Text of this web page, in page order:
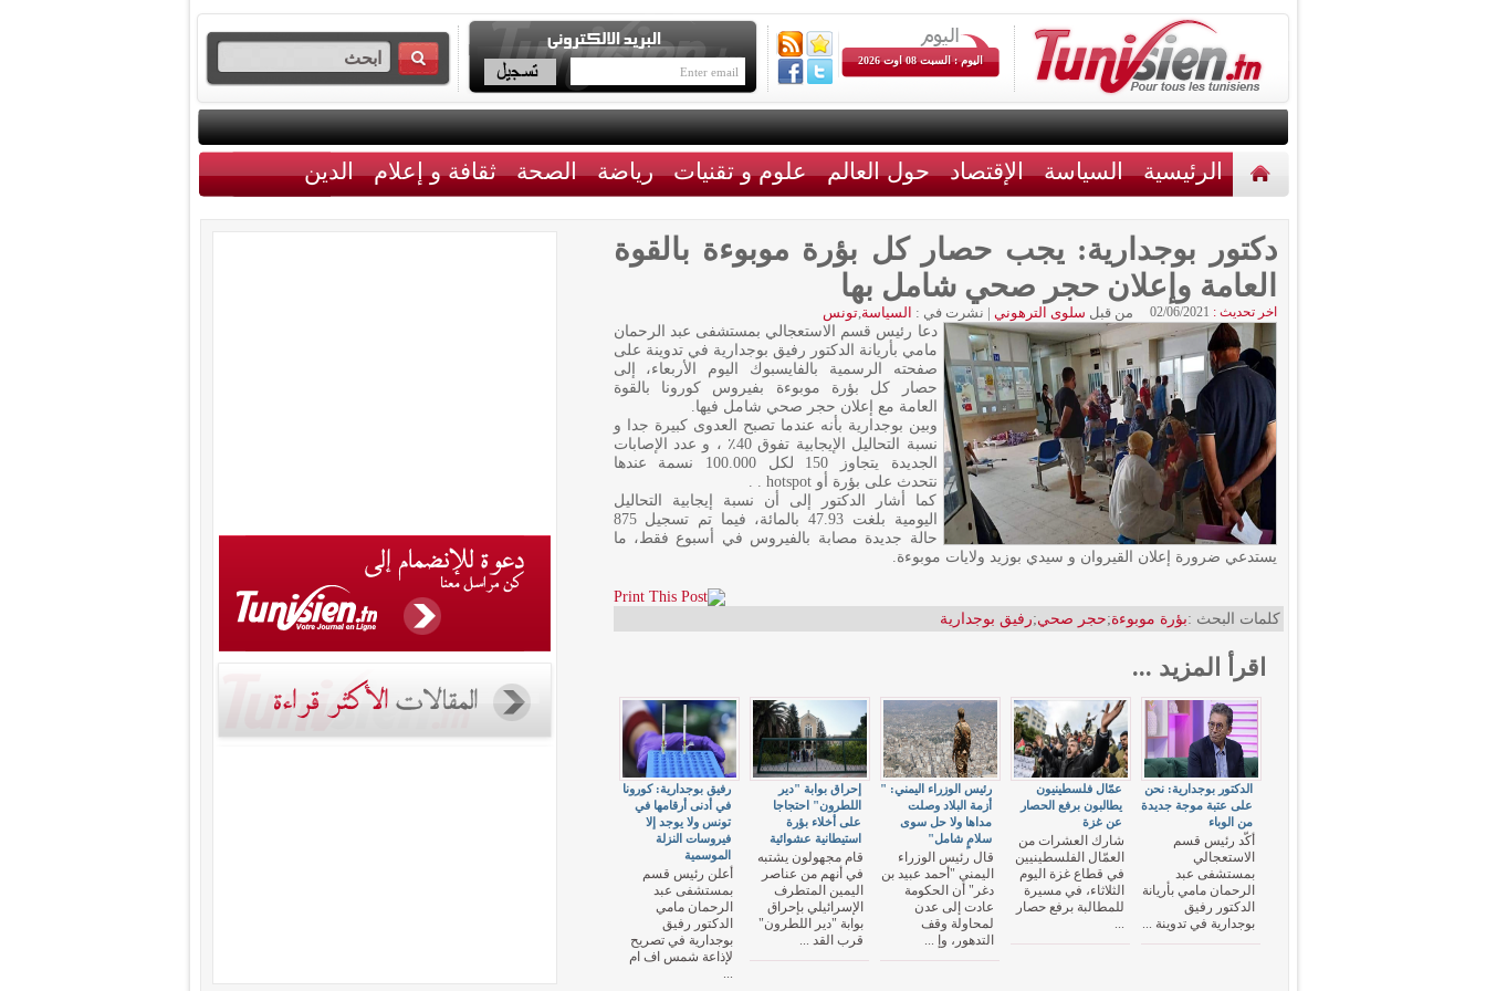
اليوم : السبت 08 اوت 2026
الرئيسية السياسة الإقتصاد حول العالم علوم و تقنيات رياضة الصحة ثقافة و إعلام الدين
دكتور بوجدارية: يجب حصار كل بؤرة موبوءة بالقوة
العامة وإعلان حجر صحي شامل بها
اخر تحديث : من قبل سلوى الترهوني | نشرت في : السياسة,تونس
دعا رئيس قسم الاستعجالي بمستشفى عبد الرحمان
مامي بأريانة الدكتور رفيق بوجدارية في تدوينة على
صفحته الرسمية بالفايسبوك اليوم الأربعاء، إلى
حصار كل بؤرة موبوءة بفيروس كورونا بالقوة
العامة مع إعلان حجر صحي شامل فيها.
وبين بوجدارية بأنه عندما تصبح العدوى كبيرة جدا و
نسبة التحاليل الإيجابية تفوق 40٪ ، و عدد الإصابات
الجديدة يتجاوز 150 لكل 100.000 نسمة عندها
نتحدث على بؤرة أو hotspot . .
كما أشار الدكتور إلى أن نسبة إيجابية التحاليل
اليومية بلغت 47.93 بالمائة، فيما تم تسجيل 875
حالة جديدة مصابة بالفيروس في أسبوع فقط، ما
يستدعي ضرورة إعلان القيروان و سيدي بوزيد ولايات موبوءة.
كلمات البحث :بؤرة موبوءة;حجر صحي;رفيق بوجدارية
اقرأ المزيد ...
رفيق بوجدارية: كورونا
في أدنى أرقامها في
تونس ولا يوجد إلا
فيروسات النزلة
الموسمية
أعلن رئيس قسم
بمستشفى عبد
الرحمان مامي
الدكتور رفيق
بوجدارية في تصريح
لإذاعة شمس اف ام
...
إحراق بوابة "دير
اللطرون" احتجاجا
على أخلاء بؤرة
استيطانية عشوائية
قام مجهولون يشتبه
في أنهم من عناصر
اليمين المتطرف
الإسرائيلي بإحراق
بوابة "دير اللطرون"
قرب القد ...
رئيس الوزراء اليمني: "
أزمة البلاد وصلت
مداها ولا حل سوى
سلامٍ شامل"
قال رئيس الوزراء
اليمني "أحمد عبيد بن
دغر" أن الحكومة
عادت إلى عدن
لمحاولة وقف
التدهور، وإ ...
عمّال فلسطينيون
يطالبون برفع الحصار
عن غزة
شارك العشرات من
العمّال الفلسطينيين
في قطاع غزة اليوم
الثلاثاء، في مسيرة
للمطالبة برفع حصار
...
الدكتور بوجدارية: نحن
على عتبة موجة جديدة
من الوباء
أكّد رئيس قسم
الاستعجالي
بمستشفى عبد
الرحمان مامي بأريانة
الدكتور رفيق
بوجدارية في تدوينة ...